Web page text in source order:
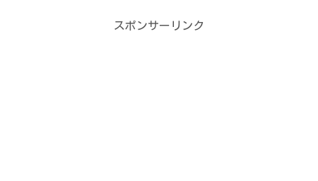
スポンサーリンク